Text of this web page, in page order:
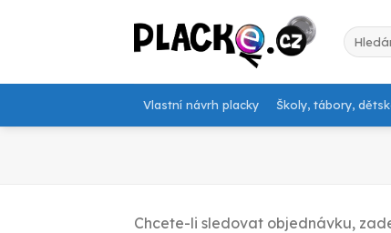
Hledat:
Vlastní návrh placky Školy, tábory,
Chcete-li sledovat objednávku,